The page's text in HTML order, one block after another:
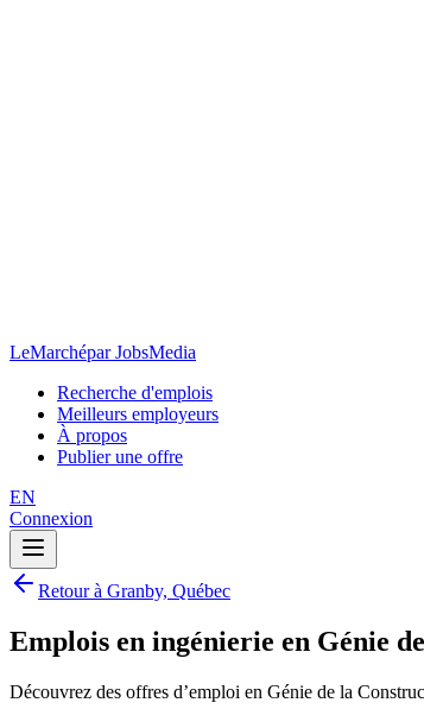
LeMarchépar JobsMedia
Recherche d'emplois
Meilleurs employeurs
À propos
Publier une offre
EN
Connexion
Retour à Granby, Québec
Emplois en ingénierie en Génie
Découvrez des offres d’emploi en Génie de la